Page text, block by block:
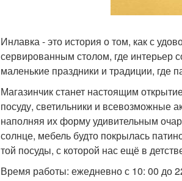
Инлавка - это история о том, как с
сервированным столом, где интерьер
маленькие праздники и традиции, где
Магазинчик станет настоящим
посуду, светильники и всевозможные
наполняя их форму удивительным
солнце, мебель будто покрылась
той посуды, с которой нас ещё в
Время работы: ежедневно с 10: 00 до